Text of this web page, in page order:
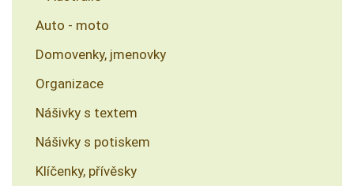
Auto - moto
Domovenky, jmenovky
Organizace
Nášivky s textem
Nášivky s potiskem
Klíčenky, přívěsky